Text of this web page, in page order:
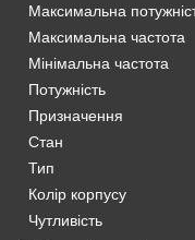
Максимальна
Максимальна частота
Мінімальна частота
Потужність
Призначення
Стан
Тип
Колір корпусу
Чутливість